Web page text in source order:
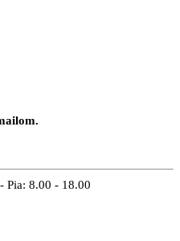
Pia: 8.00 - 18.00